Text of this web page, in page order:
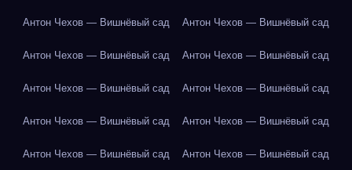
Антон Чехов — Вишнёвый сад Антон Чехов — Вишнёвый сад
Антон Чехов — Вишнёвый сад Антон Чехов — Вишнёвый сад
Антон Чехов — Вишнёвый сад Антон Чехов — Вишнёвый сад
Антон Чехов — Вишнёвый сад Антон Чехов — Вишнёвый сад
Антон Чехов — Вишнёвый сад Антон Чехов — Вишнёвый сад